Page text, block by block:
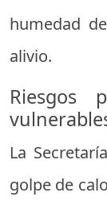
humedad
alivio.
Riesgos
La
golpe de